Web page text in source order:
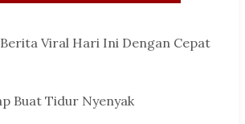
Viral Hari Ini Dengan Cepat
Buat Tidur Nyenyak